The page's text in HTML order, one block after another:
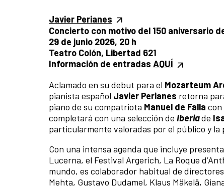
Javier Perianes
Concierto con motivo del 150 aniversario
29 de junio 2026, 20 h
Teatro Colón, Libertad 621
Información de entradas AQUÍ
Aclamado en su debut para el Mozarteum
pianista español Javier Perianes retorna
piano de su compatriota Manuel de Falla
completará con una selección de Iberiade
particularmente valoradas por el público y
Con una intensa agenda que incluye
Lucerna, el Festival Argerich, La Roque
mundo, es colaborador habitual de
Mehta, Gustavo Dudamel, Klaus Mäkelä,